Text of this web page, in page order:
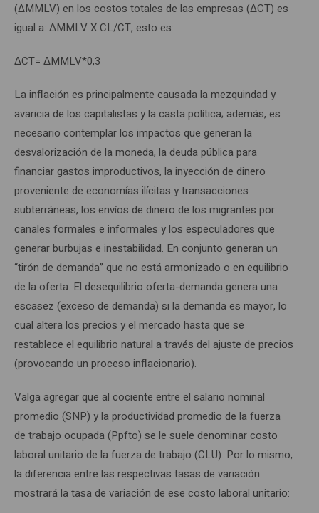
(ΔMMLV) en los costos totales de las empresas (ΔCT) es
igual a: ΔMMLV X CL/CT, esto es:
ΔCT= ΔMMLV*0,3
La inflación es principalmente causada la mezquindad y
avaricia de los capitalistas y la casta política; además, es
necesario contemplar los impactos que generan la
desvalorización de la moneda, la deuda pública para
financiar gastos improductivos, la inyección de dinero
proveniente de economías ilícitas y transacciones
subterráneas, los envíos de dinero de los migrantes por
canales formales e informales y los especuladores que
generar burbujas e inestabilidad. En conjunto generan un
“tirón de demanda” que no está armonizado o en equilibrio
de la oferta. El desequilibrio oferta-demanda genera una
escasez (exceso de demanda) si la demanda es mayor, lo
cual altera los precios y el mercado hasta que se
restablece el equilibrio natural a través del ajuste de precios
(provocando un proceso inflacionario).
Valga agregar que al cociente entre el salario nominal
promedio (SNP) y la productividad promedio de la fuerza
de trabajo ocupada (Ppfto) se le suele denominar costo
laboral unitario de la fuerza de trabajo (CLU). Por lo mismo,
la diferencia entre las respectivas tasas de variación
mostrará la tasa de variación de ese costo laboral unitario: